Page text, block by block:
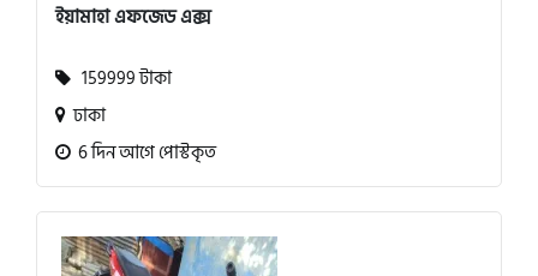
ইয়ামাহা এফজেড এক্স
159999 টাকা
ঢাকা
6 দিন আগে পোস্টকৃত